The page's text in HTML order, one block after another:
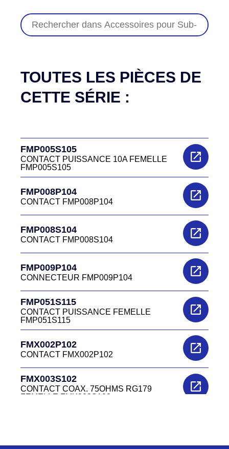
TOUTES LES PIÈCES DE
CETTE SÉRIE :
FMP005S105
CONTACT PUISSANCE 10A FEMELLE
FMP005S105
FMP008P104
CONTACT FMP008P104
FMP008S104
CONTACT FMP008S104
FMP009P104
CONNECTEUR FMP009P104
FMP051S115
CONTACT PUISSANCE FEMELLE
FMP051S115
FMX002P102
CONTACT FMX002P102
FMX003S102
CONTACT COAX. 75OHMS RG179
FEMELLE FMX003S102